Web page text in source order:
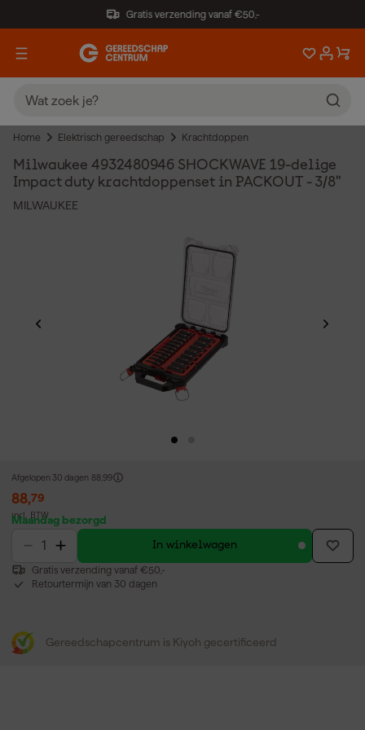
Gratis verzending vanaf €50,-
Home Elektrisch gereedschap Krachtdoppen
Milwaukee 4932480946 SHOCKWAVE 19-delige
Impact duty krachtdoppenset in PACKOUT - 3/8"
MILWAUKEE
Afgelopen 30 dagen 88,99
88,79
incl. BTW
Maandag bezorgd
In winkelwagen
Gratis verzending vanaf €50,-
Retourtermijn van 30 dagen
Gereedschapcentrum is Kiyoh gecertificeerd